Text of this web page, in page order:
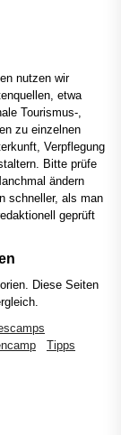
nutzen wir
etwa
Tourismus-,
zu einzelnen
Verpflegung
Bitte prüfe
ändern
schneller, als man
geprüft
Diese Seiten
Tipps